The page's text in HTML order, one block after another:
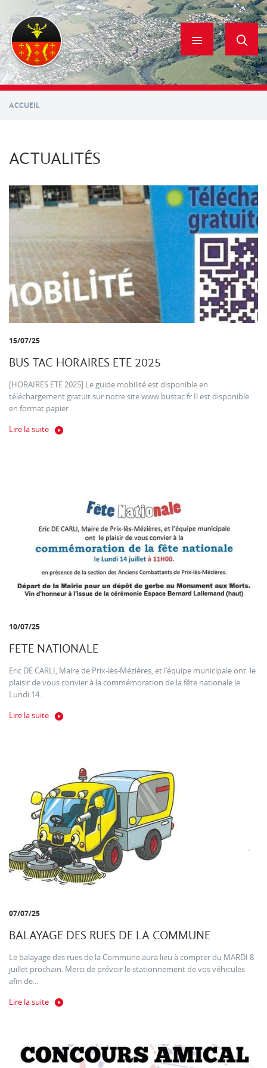
contenu
principal
ACCUEIL
ACTUALITÉS
15/07/25
BUS TAC HORAIRES ETE 2025
[HORAIRES ETE 2025] Le guide mobilité est disponible en
téléchargement gratuit sur notre site www.bustac.fr Il est disponible
en format papier...
Lire la suite
10/07/25
FETE NATIONALE
Eric DE CARLI, Maire de Prix-lès-Mézières, et l’équipe municipale ont le
plaisir de vous convier à la commémoration de la fête nationale le
Lundi 14...
Lire la suite
07/07/25
BALAYAGE DES RUES DE LA COMMUNE
Le balayage des rues de la Commune aura lieu à compter du MARDI 8
juillet prochain. Merci de prévoir le stationnement de vos véhicules
afin de...
Lire la suite